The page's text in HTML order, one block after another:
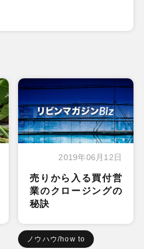
2019年06月12日
売りから入る買付営
業のクロージングの
秘訣
ノウハウ/how to